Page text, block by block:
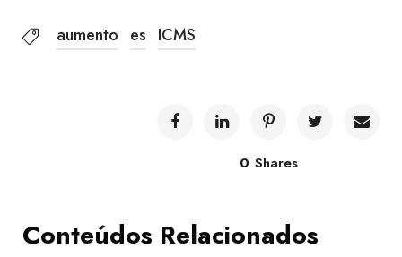
aumento es ICMS
0 Shares
Conteúdos Relacionados